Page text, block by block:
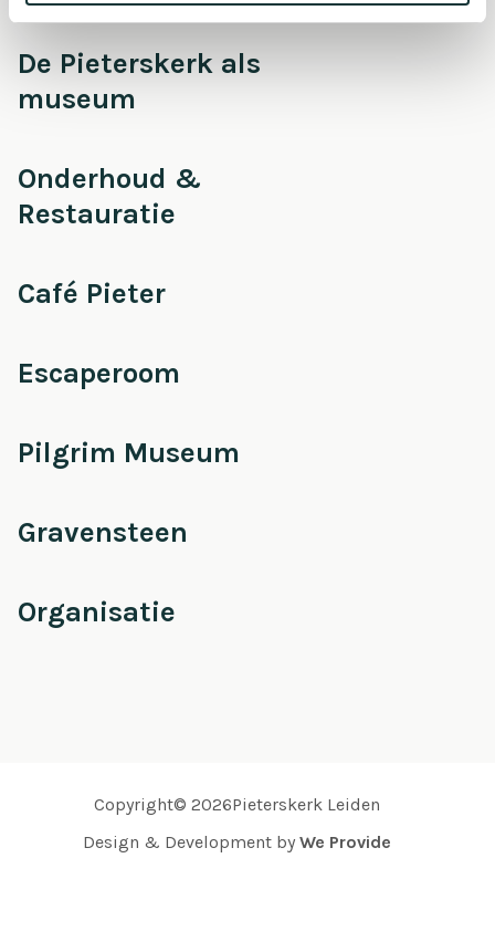
De Pieterskerk als
museum
Onderhoud &
Restauratie
Café Pieter
Escaperoom
Pilgrim Museum
Gravensteen
Organisatie
Copyright© 2026Pieterskerk Leiden
Design & Development by We Provide